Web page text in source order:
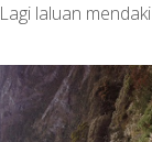
Lagi laluan mendaki